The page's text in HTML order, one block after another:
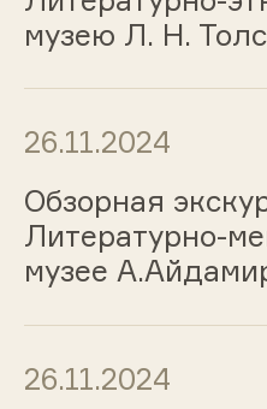
музею Л. Н.
26.11.2024
Обзорная
Литературно-
музее
26.11.2024